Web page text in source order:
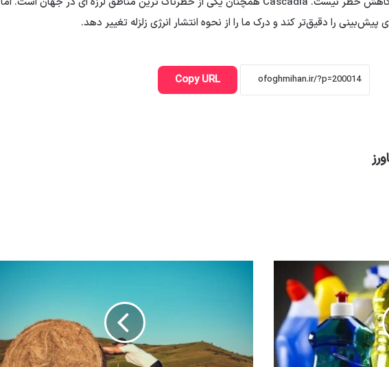
را دقیق‌تر کند و درک ما را از نحوه انتشار انرژی زلزله تغییر دهد.
Copy URL